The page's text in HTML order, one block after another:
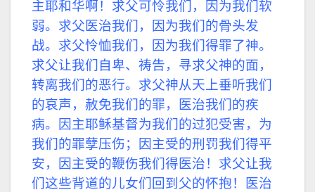
主耶和华啊！求父可怜我们，因为我们软
弱。求父医治我们，因为我们的骨头发
战。求父怜恤我们，因为我们得罪了神。
求父让我们自卑、祷告，寻求父神的面，
转离我们的恶行。求父神从天上垂听我们
的哀声，赦免我们的罪，医治我们的疾
病。因主耶稣基督为我们的过犯受害，为
我们的罪孽压伤；因主受的刑罚我们得平
安，因主受的鞭伤我们得医治！求父让我
们这些背道的儿女们回到父的怀抱！医治